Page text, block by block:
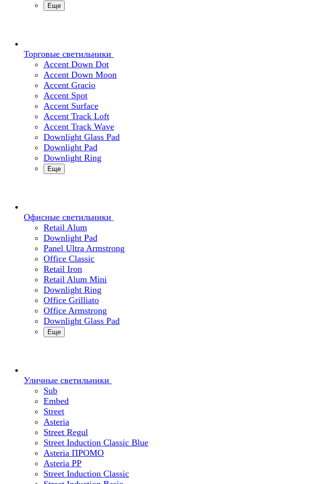
Еще
Торговые светильники
Accent Down Dot
Accent Down Moon
Accent Gracio
Accent Spot
Accent Surface
Accent Track Loft
Accent Track Wave
Downlight Glass Pad
Downlight Pad
Downlight Ring
Еще
Офисные светильники
Retail Alum
Downlight Pad
Panel Ultra Armstrong
Office Classic
Retail Iron
Retail Alum Mini
Downlight Ring
Office Grilliato
Office Armstrong
Downlight Glass Pad
Еще
Уличные светильники
Sub
Embed
Street
Asteria
Street Regul
Street Induction Classic Blue
Asteria ПРОМО
Asteria PP
Street Induction Classic